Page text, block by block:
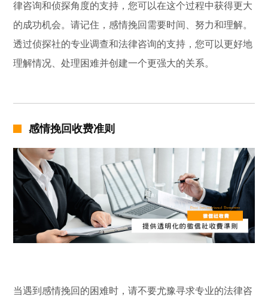
律咨询和侦探角度的支持，您可以在这个过程中获得更大
的成功机会。请记住，感情挽回需要时间、努力和理解。
透过侦探社的专业调查和法律咨询的支持，您可以更好地
理解情况、处理困难并创建一个更强大的关系。
感情挽回收费准则
当遇到感情挽回的困难时，请不要尤豫寻求专业的法律咨